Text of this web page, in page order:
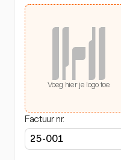
Voeg hier je logo toe
Factuur nr.